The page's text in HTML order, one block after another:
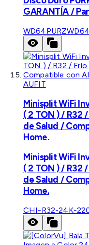
GARANTÍA /
WD64PURZ
AUFIT
Minisplit WiFi
( 2 TON ) / R32
de Salud /
Home.
Minisplit WiFi
( 2 TON ) / R32
de Salud /
Home.
CHI-R32-24K-